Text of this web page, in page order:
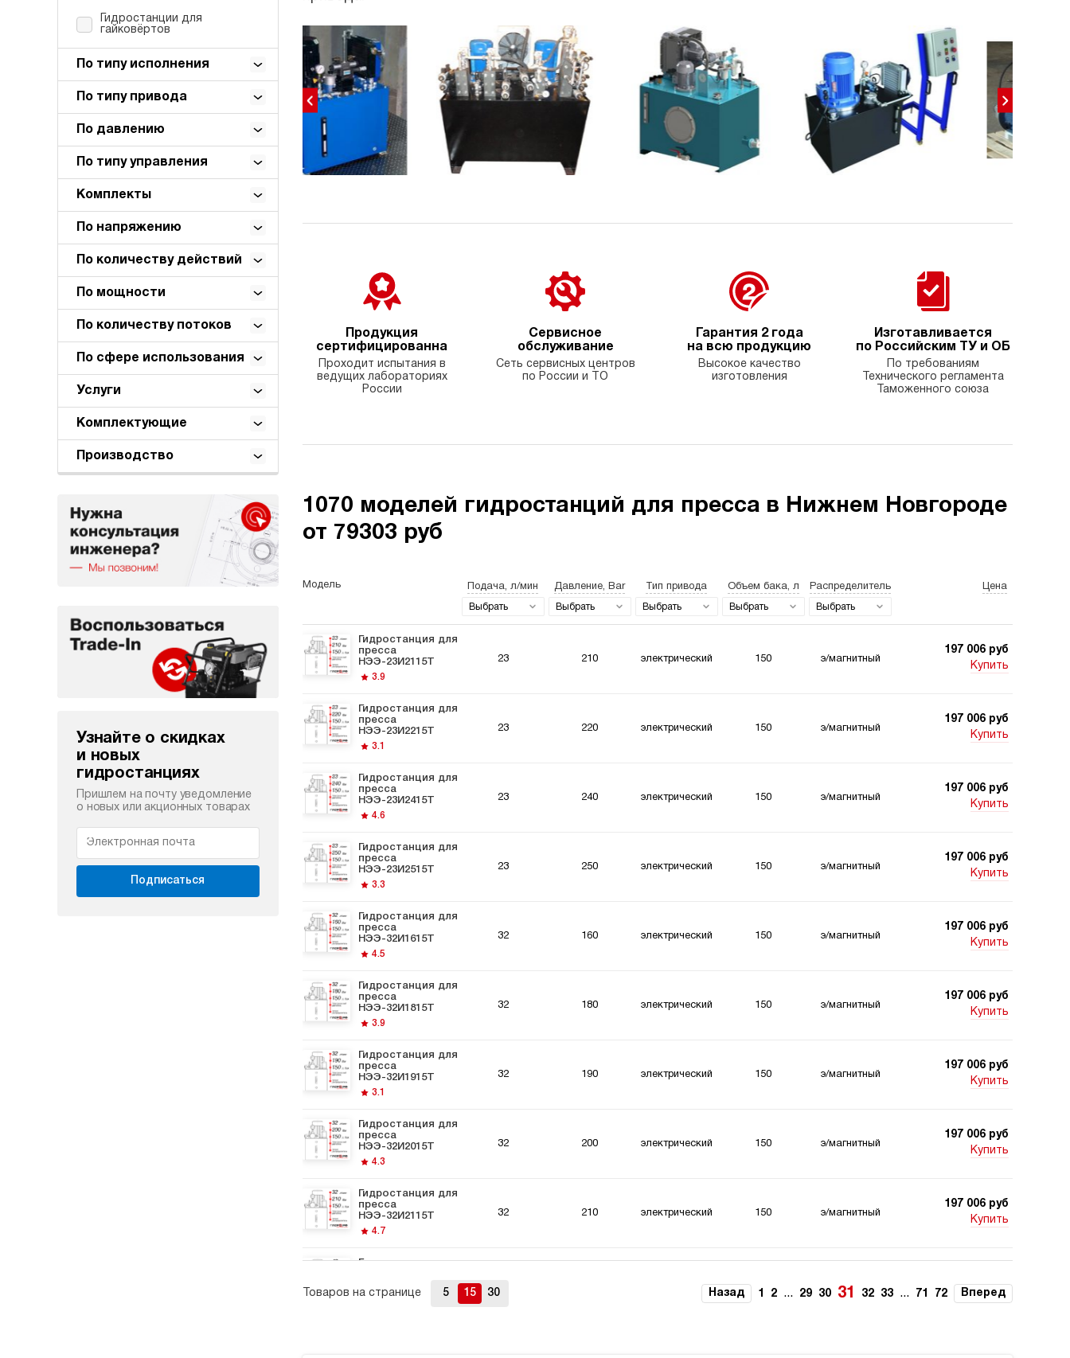
Гидростанции для
гайковёртов
По типу исполнения
По типу привода
По давлению
По типу управления
Комплекты
По напряжению
По количеству действий
По мощности
По количеству потоков
По сфере использования
Услуги
Комплектующие
Производство
Узнайте о скидках
и новых
гидростанциях
Пришлем на почту уведомление
о новых или акционных товарах
Подписаться
Продукция
сертифицированна
Проходит испытания в
ведущих лабораториях
России
Сервисное
обслуживание
Сеть сервисных центров
по России и ТО
Гарантия 2 года
на всю продукцию
Высокое качество
изготовления
Изготавливается
по Российским ТУ и ОБ
По требованиям
Технического регламента
Таможенного союза
1070 моделей гидростанций для пресса в Нижнем Новгороде
от 79303 руб
Модель Подача, л/мин
Выбрать
Давление, Bar
Выбрать
Тип привода
Выбрать
Объем бака, л
Выбрать
Распределитель
Выбрать
Цена
Гидростанция для
пресса
НЭЭ-23И2115Т
3.9
197 006 руб
Купить
23 210 электрический 150 э/магнитный
Гидростанция для
пресса
НЭЭ-23И2215Т
3.1
197 006 руб
Купить
23 220 электрический 150 э/магнитный
Гидростанция для
пресса
НЭЭ-23И2415Т
4.6
197 006 руб
Купить
23 240 электрический 150 э/магнитный
Гидростанция для
пресса
НЭЭ-23И2515Т
3.3
197 006 руб
Купить
23 250 электрический 150 э/магнитный
Гидростанция для
пресса
НЭЭ-32И1615Т
4.5
197 006 руб
Купить
32 160 электрический 150 э/магнитный
Гидростанция для
пресса
НЭЭ-32И1815Т
3.9
197 006 руб
Купить
32 180 электрический 150 э/магнитный
Гидростанция для
пресса
НЭЭ-32И1915Т
3.1
197 006 руб
Купить
32 190 электрический 150 э/магнитный
Гидростанция для
пресса
НЭЭ-32И2015Т
4.3
197 006 руб
Купить
32 200 электрический 150 э/магнитный
Гидростанция для
пресса
НЭЭ-32И2115Т
4.7
197 006 руб
Купить
32 210 электрический 150 э/магнитный
Гидростанция для
3.2
Купить
электрический
Товаров на странице 5 15 30 Назад 1 2 ... 29 30 31 32 33 ... 71 72 Вперед